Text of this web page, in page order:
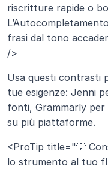
riscritture rapide o
frasi dal tono
/>
Usa questi contrasti
tue esigenze: Jenni
fonti, Grammarly
su più piattaforme.
<ProTip title="💡
lo strumento al tuo